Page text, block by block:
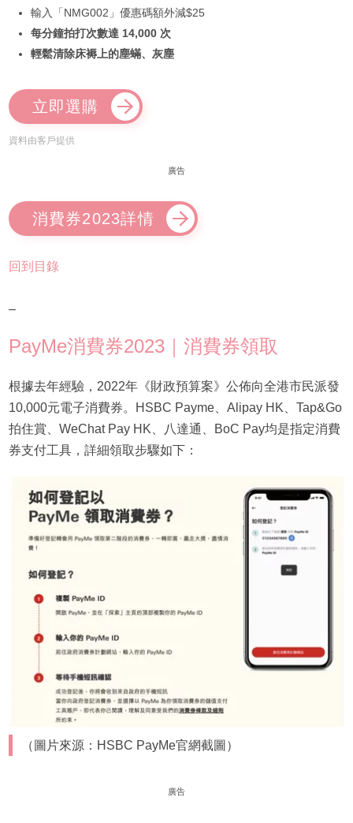
輸入「NMG002」優惠碼額外減$25
每分鐘拍打次數達 14,000 次
輕鬆清除床褥上的塵蟎、灰塵
立即選購
資料由客戶提供
廣告
消費券2023詳情
回到目錄
–
PayMe消費券2023｜消費券領取
根據去年經驗，2022年《財政預算案》公佈向全港市民派發
10,000元電子消費券。HSBC Payme、Alipay HK、Tap&Go
拍住賞、WeChat Pay HK、八達通、BoC Pay均是指定消費
券支付工具，詳細領取步驟如下：
（圖片來源：HSBC PayMe官網截圖）
廣告